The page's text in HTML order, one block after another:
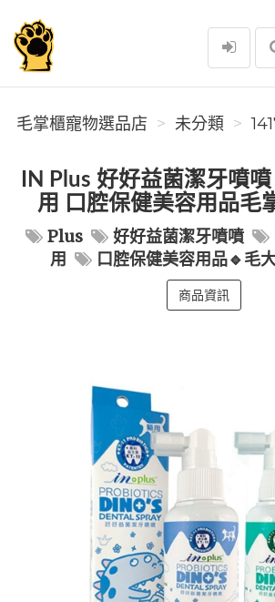
毛掌櫃寵物選品店
毛掌櫃寵物選品店 未分類
IN Plus 好好益菌潔牙噴
用 口腔保健美容用品毛
Plus 好好益菌潔牙噴噴
用
口腔保健美容用品🔹毛
商品資訊